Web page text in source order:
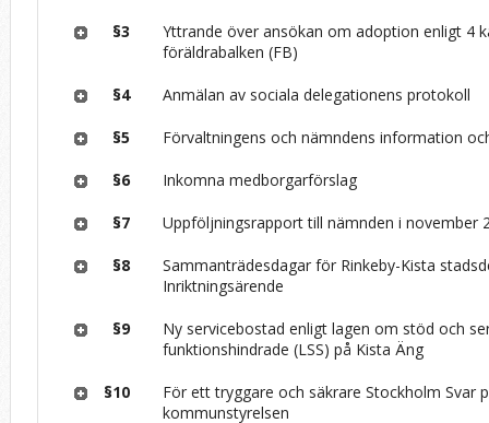
§3
Yttrande över ansökan om adoption enligt 4
föräldrabalken (FB)
§4 Anmälan av sociala delegationens protokoll
§5 Förvaltningens och nämndens information
§6 Inkomna medborgarförslag
§7 Uppföljningsrapport till nämnden i november
§8
Sammanträdesdagar för Rinkeby-Kista
Inriktningsärende
§9
Ny servicebostad enligt lagen om stöd och
funktionshindrade (LSS) på Kista Äng
§10
För ett tryggare och säkrare Stockholm Svar
kommunstyrelsen